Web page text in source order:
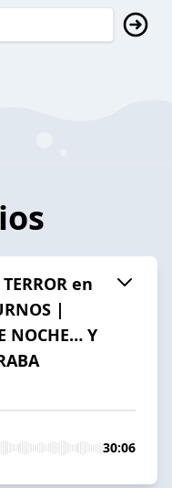
en
|
NOCHE… Y
30:06